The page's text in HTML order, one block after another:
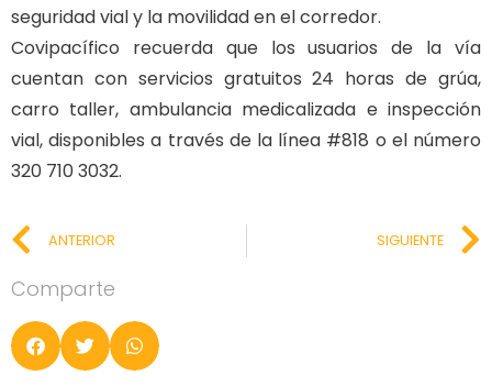
seguridad vial y la movilidad en el corredor.
Covipacífico recuerda que los usuarios de la vía
cuentan con servicios gratuitos 24 horas de grúa,
carro taller, ambulancia medicalizada e inspección
vial, disponibles a través de la línea #818 o el número
320 710 3032.
ANTERIOR SIGUIENTE
Comparte